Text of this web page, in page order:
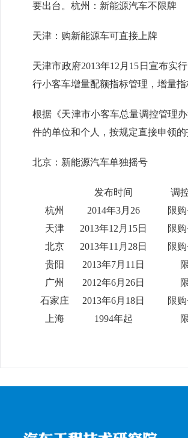
要出台。杭州：新能源汽车不限牌
天津：购新能源车可直接上牌
天津市政府2013年12月15日宣布实
行小客车增量配额指标管理，增量
根据《天津市小客车总量调控管理
件的单位和个人，按规定直接申领
北京：新能源汽车单独摇号
发布时间 调
杭州
2014年3月26 限
天津
2013年12月15日 限
北京
2013年11月28日 限
贵阳
2013年7月11日
广州
2012年6月26日
石家庄
2013年6月18日 限
上海
1994年起